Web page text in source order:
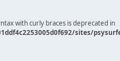
with curly braces is deprecated in
sites/